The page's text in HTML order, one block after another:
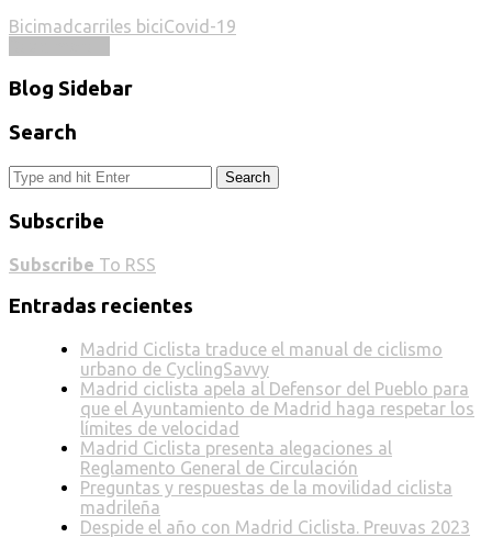
Bicimad carriles biciCovid-19
Blog Sidebar
Search
Search
Subscribe
Subscribe To RSS
Entradas recientes
Madrid Ciclista traduce el manual de ciclismo
urbano de CyclingSavvy
Madrid ciclista apela al Defensor del Pueblo para
que el Ayuntamiento de Madrid haga respetar los
límites de velocidad
Madrid Ciclista presenta alegaciones al
Reglamento General de Circulación
Preguntas y respuestas de la movilidad ciclista
madrileña
Despide el año con Madrid Ciclista. Preuvas 2023